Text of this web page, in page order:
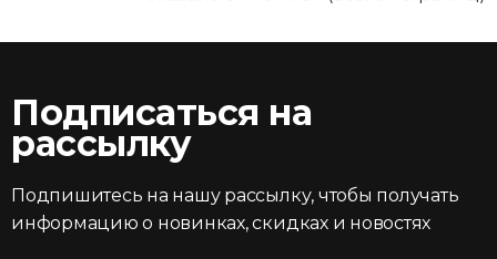
Подписаться на
рассылку
Подпишитесь на нашу рассылку, чтобы получать
информацию о новинках, скидках и новостях